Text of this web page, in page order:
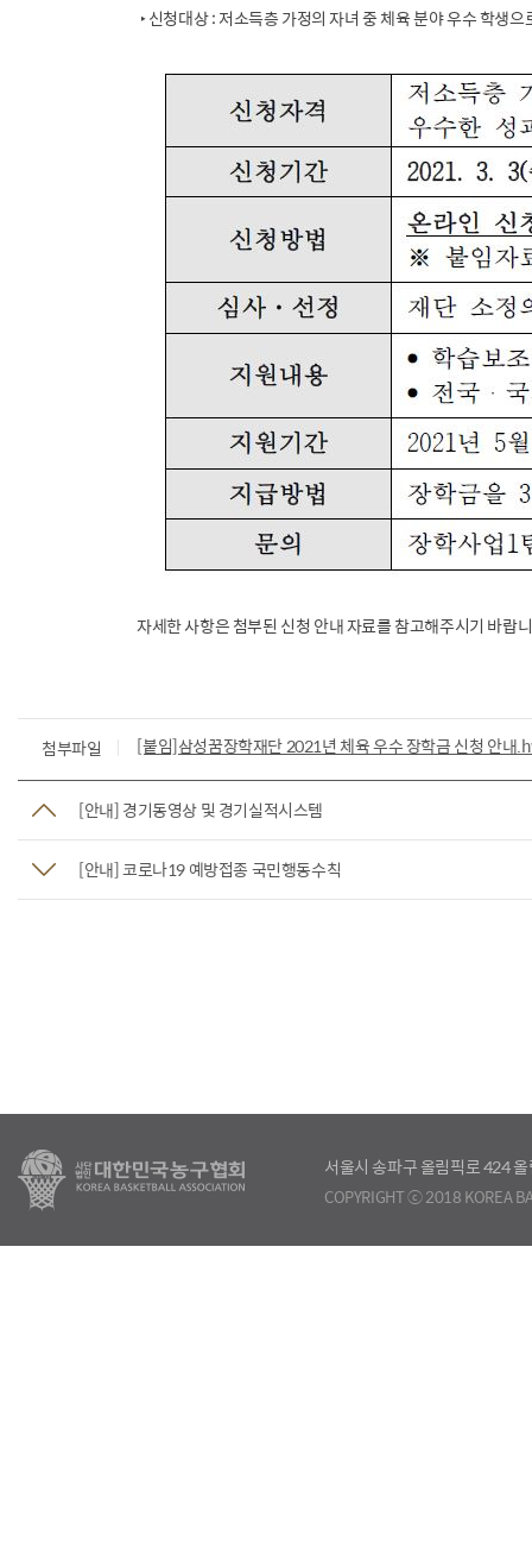
‣ 신청대상 : 저소득층 가정의 자녀 중 체육 분야 우수 학생
자세한 사항은 첨부된 신청 안내 자료를 참고해주시기 바랍
첨부파일 [붙임]삼성꿈장학재단 2021년 체육 우수 장학금 신청 안내
[안내] 경기동영상 및 경기실적시스템
[안내] 코로나19 예방접종 국민행동수칙
서울시 송파구 올림픽로 424
COPYRIGHT ⓒ 2018 KOREA